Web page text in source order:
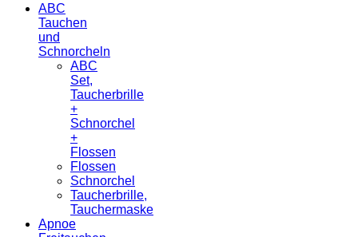
ABC
Tauchen
und
Schnorcheln
ABC
Set,
Taucherbrille
+
Schnorchel
+
Flossen
Flossen
Schnorchel
Taucherbrille,
Tauchermaske
Apnoe